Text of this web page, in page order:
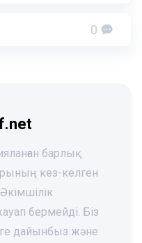
0
барлық
кез-келген
бермейді. Біз
дайынбыз және